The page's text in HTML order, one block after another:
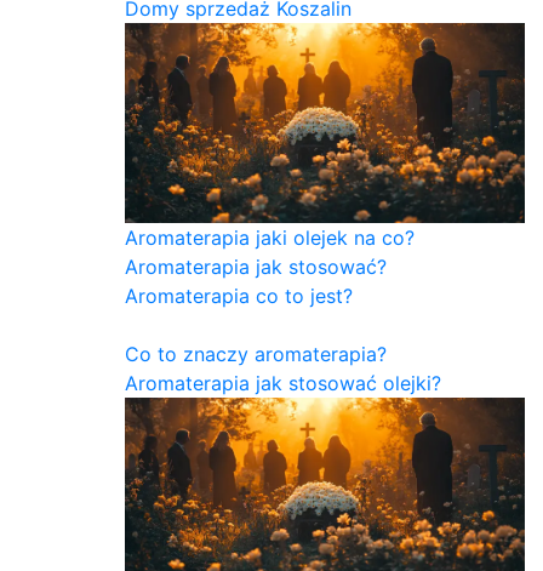
Domy sprzedaż Koszalin
Aromaterapia jaki olejek na co?
Aromaterapia jak stosować?
Aromaterapia co to jest?
Co to znaczy aromaterapia?
Aromaterapia jak stosować olejki?